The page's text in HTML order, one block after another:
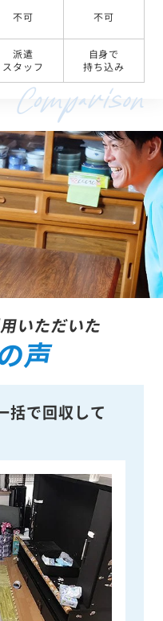
不可 不可
派遣
スタッフ
自身で
持ち込み
いただいた
声
括で回収して